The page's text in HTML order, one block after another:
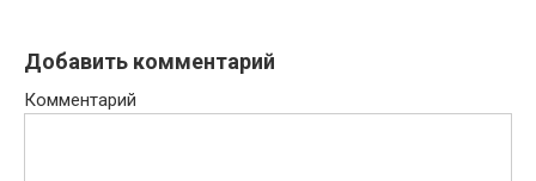
Добавить комментарий
Комментарий